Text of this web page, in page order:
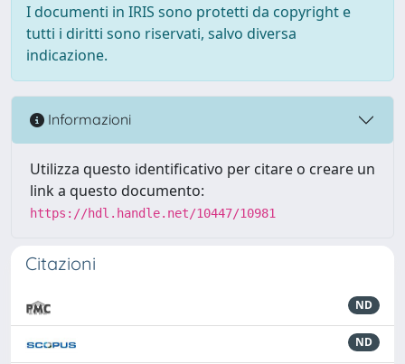
I documenti in IRIS sono protetti da copyright e
tutti i diritti sono riservati, salvo diversa
indicazione.
Informazioni
Utilizza questo identificativo per citare o creare un
link a questo documento:
https://hdl.handle.net/10447/10981
Citazioni
ND
ND